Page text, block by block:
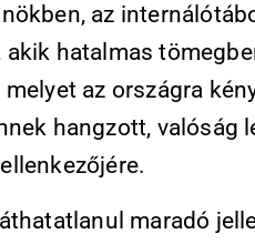
az
hatalmas
az országra
hangzott, valóság
maradó